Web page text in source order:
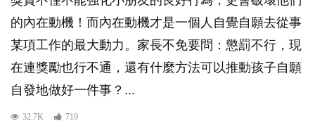
的內在動機！而內在動機才是一個人自覺自願去從事
某項工作的最大動力。家長不免要問：懲罰不行，現
在連獎勵也行不通，還有什麼方法可以推動孩子自願
自發地做好一件事？...
32.7K 719